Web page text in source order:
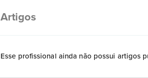
Artigos
Esse profissional ainda não possui artigos